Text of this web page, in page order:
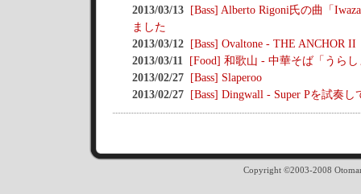
2013/03/13
[Bass] Alberto Rigoni氏の曲「
ました
2013/03/12
[Bass] Ovaltone - THE ANCHOR II
2013/03/11
[Food] 和歌山 - 中華そば「うらし
2013/02/27
[Bass] Slaperoo
2013/02/27
[Bass] Dingwall - Super Pを試奏し
Copyright ©2003-2008